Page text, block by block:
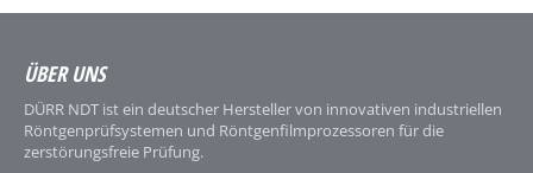
ÜBER UNS
DÜRR NDT ist ein deutscher Hersteller von innovativen industriellen
Röntgenprüfsystemen und Röntgenfilmprozessoren für die
zerstörungsfreie Prüfung.